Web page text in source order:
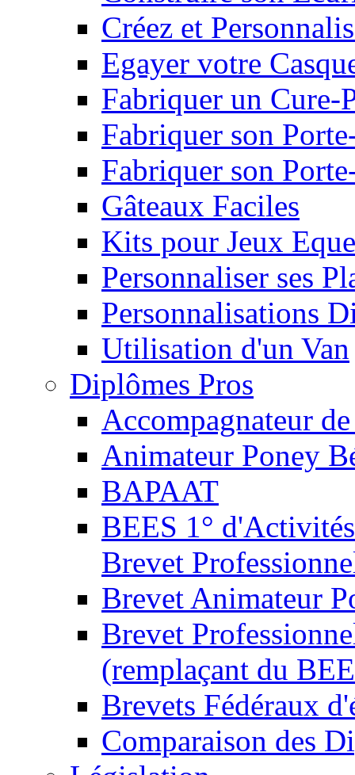
Créez et
Egayer votre
Fabriquer un Cure-
Fabriquer son
Fabriquer son
Gâteaux Faciles
Kits pour Jeux
Personnaliser ses
Personnalisations
Utilisation d'un Van
Diplômes Pros
Accompagnateur
Animateur Poney
BAPAAT
BEES 1°
Brevet
Brevet Animateur
Brevet
(remplaçant du
Brevets Fédéraux
Comparaison des